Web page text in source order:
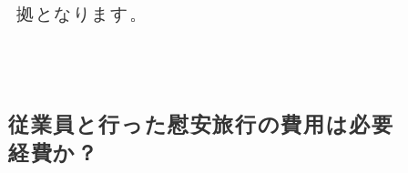
拠となります。
従業員と行った慰安旅行の費用は必要
経費か？